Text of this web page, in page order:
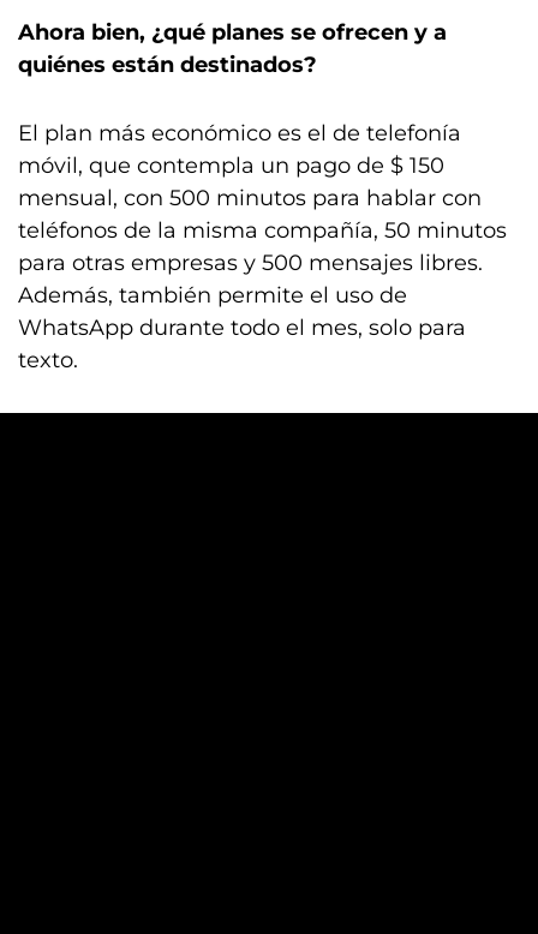
Ahora bien, ¿qué planes se ofrecen y a
quiénes están destinados?
El plan más económico es el de telefonía
móvil, que contempla un pago de $ 150
mensual, con 500 minutos para hablar con
teléfonos de la misma compañía, 50 minutos
para otras empresas y 500 mensajes libres.
Además, también permite el uso de
WhatsApp durante todo el mes, solo para
texto.